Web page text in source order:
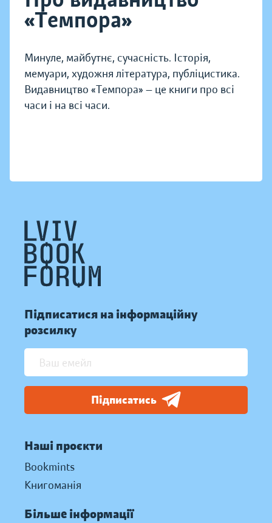
«Темпора»
Минуле, майбутнє, сучасність. Історія,
мемуари, художня література, публіцистика.
Видавництво «Темпора» — це книги про всі
часи і на всі часи.
Підписатися на інформаційну
розсилку
Підписатись
Наші проєкти
Bookmints
Книгоманія
Більше інформації